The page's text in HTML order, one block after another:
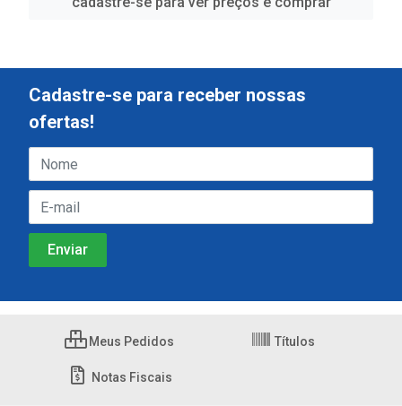
Cadastre-se para receber nossas
ofertas!
Meus Pedidos Títulos
Notas Fiscais